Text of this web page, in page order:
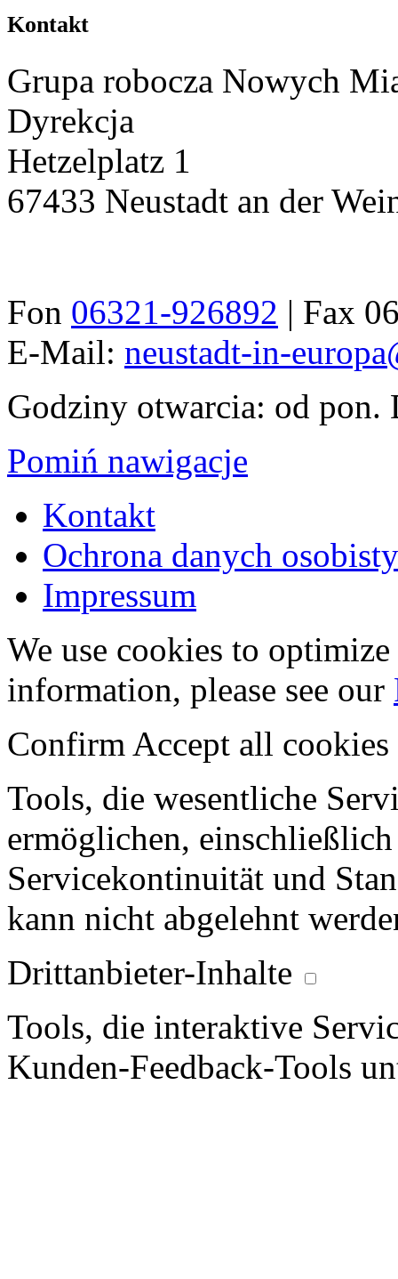
Kontakt
Grupa robocza Nowych
Dyrekcja
Hetzelplatz 1
67433 Neustadt an der
Fon 06321-926892 | Fax
E-Mail: neustadt-in-
Godziny otwarcia: od pon.
Pomiń nawigacje
Kontakt
Ochrona danych
Impressum
We use cookies to
information, please see our
Confirm Accept all cookies
Tools, die wesentliche
ermöglichen,
Servicekontinuität und
kann nicht abgelehnt
Drittanbieter-Inhalte
Tools, die interaktive
Kunden-Feedback-Tools